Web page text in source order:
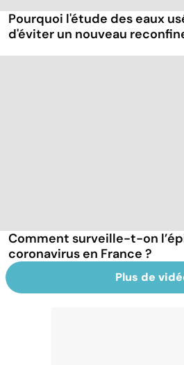
Pourquoi l'étude des eaux
d'éviter un nouveau
Comment surveille-t-on
coronavirus en France ?
Plus de